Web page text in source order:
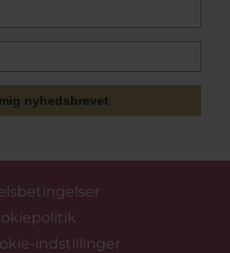
nyhedsbrevet
indstillinger